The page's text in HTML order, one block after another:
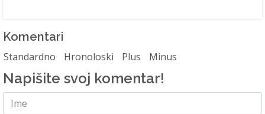
Komentari
Standardno Hronoloski Plus Minus
Napišite svoj komentar!